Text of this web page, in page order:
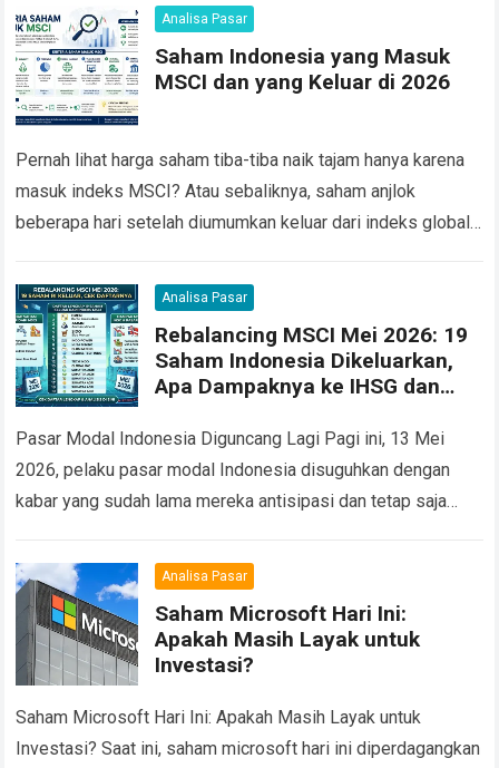
Analisa Pasar
Saham Indonesia yang Masuk
MSCI dan yang Keluar di 2026
Pernah lihat harga saham tiba-tiba naik tajam hanya karena
masuk indeks MSCI? Atau sebaliknya, saham anjlok
beberapa hari setelah diumumkan keluar dari indeks global
more
Analisa Pasar
Rebalancing MSCI Mei 2026: 19
Saham Indonesia Dikeluarkan,
Apa Dampaknya ke IHSG dan
Pasar Modal Indonesia Diguncang Lagi Pagi ini, 13 Mei
2026, pelaku pasar modal Indonesia disuguhkan dengan
kabar yang sudah lama mereka antisipasi dan tetap saja
Analisa Pasar
Saham Microsoft Hari Ini:
Apakah Masih Layak untuk
Investasi?
Saham Microsoft Hari Ini: Apakah Masih Layak untuk
Investasi? Saat ini, saham microsoft hari ini diperdagangkan